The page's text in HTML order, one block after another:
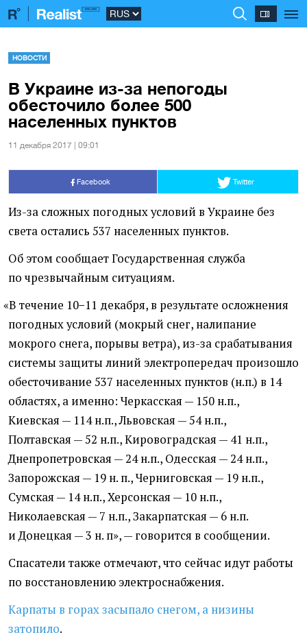
НОВОСТИ
В Украине из-за непогоды
обесточило более 500
населенных пунктов
11 декабря 2017 | 09:01
Facebook Twitter
Из-за сложных погодных условий в Украине без
света остались 537 населенных пунктов.
Об этом сообщает Государственная служба
по чрезвычайным ситуациям.
«В течение 10−11 декабря, в результате осложнения
погодных условий (мокрый снег, налипание
мокрого снега, порывы ветра), из-за срабатывания
системы защиты линий электропередач произошло
обесточивание 537 населенных пунктов (н.п.) в 14
областях, а именно: Черкасская — 150 н.п.,
Киевская — 114 н.п., Львовская — 54 н.п.,
Полтавская — 52 н.п., Кировоградская — 41 н.п.,
Днепропетровская — 24 н.п., Одесская — 24 н.п.,
Запорожская — 19 н. п., Черниговская — 19 н.п.,
Сумская — 14 н.п., Херсонская — 10 н.п.,
Николаевская — 7 н.п., Закарпатская — 6 н.п.
и Донецкая — 3 н. п», — говорится в сообщении.
Спасатели также отмечают, что сейчас идут работы
по восстановлению электроснабжения.
Карпаты в горах засыпало снегом, а низины
затопило.